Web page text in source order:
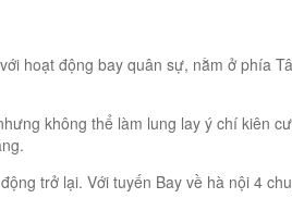
hoạt động bay quân sự, nằm ở phía
không thể làm lung lay ý chí kiên
trở lại. Với tuyến Bay về hà nội 4